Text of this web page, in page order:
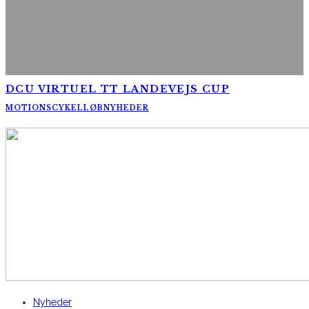
DCU VIRTUEL TT LANDEVEJS CUP
MOTIONSCYKELLØBNYHEDER
Nyheder